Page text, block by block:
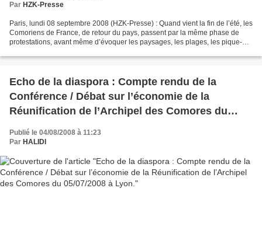
Par HZK-Presse
Paris, lundi 08 septembre 2008 (HZK-Presse) : Quand vient la fin de l’été, les
Comoriens de France, de retour du pays, passent par la même phase de
protestations, avant même d’évoquer les paysages, les plages, les pique-
Echo de la diaspora : Compte rendu de la
Conférence / Débat sur l’économie de la
Réunification de l’Archipel des Comores du
05/07/2008 à Lyon.
Publié le 04/08/2008 à 11:23
Par HALIDI